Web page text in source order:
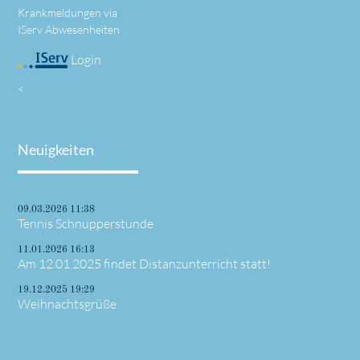
Krankmeldungen via
IServ Abwesenheiten
Login
<
Neuigkeiten
09.03.2026 11:38
Tennis Schnupperstunde
11.01.2026 16:13
Am 12.01.2025 findet Distanzunterricht statt!
19.12.2025 19:29
Weihnachtsgrüße